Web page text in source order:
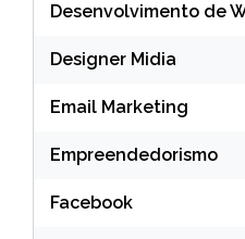
Desenvolvimento de
Designer Midia
Email Marketing
Empreendedorismo
Facebook